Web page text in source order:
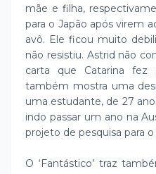
mãe e filha,
para o Japão após virem
avô. Ele ficou muito
não resistiu. Astrid não
carta que Catarina fez
também mostra uma
uma estudante, de 27
indo passar um ano na
projeto de pesquisa para
O ‘Fantástico’ traz